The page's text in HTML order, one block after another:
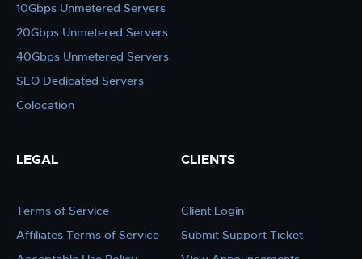
10Gbps Unmetered Servers
20Gbps Unmetered Servers
40Gbps Unmetered Servers
SEO Dedicated Servers
Colocation
LEGAL
Terms of Service
Affiliates Terms of Service
CLIENTS
Client Login
Submit Support Ticket